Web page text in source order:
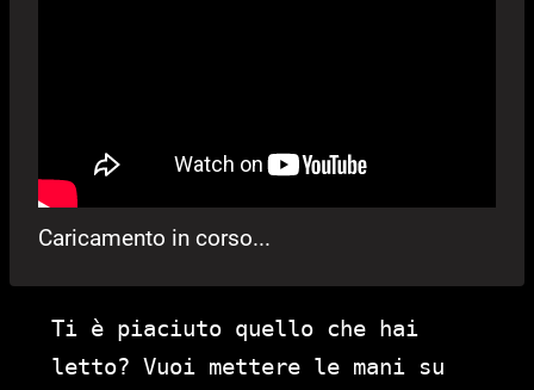
Caricamento in corso...
Ti è piaciuto quello che hai
letto? Vuoi mettere le mani su